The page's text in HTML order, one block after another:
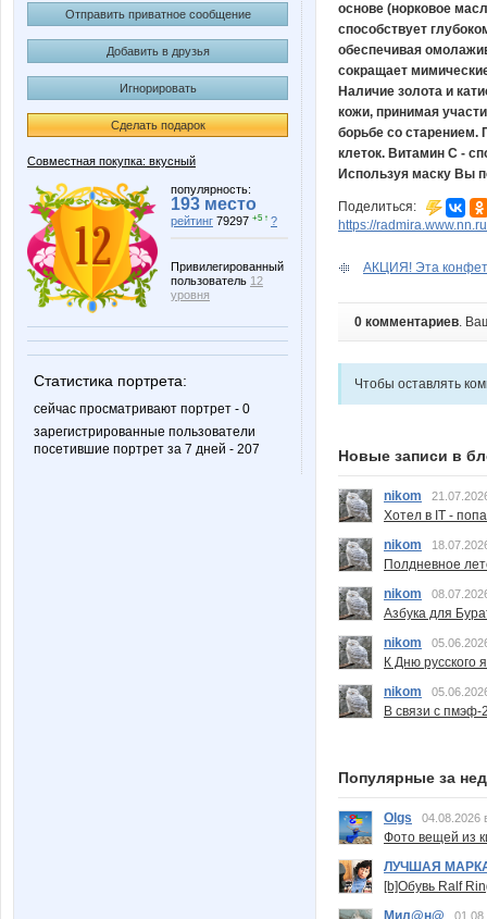
Отправить приватное сообщение
Добавить в друзья
Игнорировать
Сделать подарок
Совместная покупка: вкусный
популярность:
193 место
рейтинг 79297 +5 ↑ ?
Привилегированный
пользователь 12
уровня
Статистика портрета:
сейчас просматривают портрет - 0
зарегистрированные пользователи
посетившие портрет за 7 дней - 207
основе (норковое
способствует
обеспечивая
сокращает
Наличие золота и
кожи, принимая
борьбе со старением.
клеток. Витамин С -
Используя маску Вы
Поделиться:
https://
АКЦИЯ! Эта
0 комментариев.
Чтобы оставлять
Новые записи в
nikom
Хотел в IT -
nikom
Полдневное
nikom
Азбука для
nikom
К Дню русского
nikom
В связи с пмэф-
Популярные за
Olgs 04.08.2026
Фото вещей из
ЛУЧШАЯ
[b]Обувь Ralf
Мил@н@